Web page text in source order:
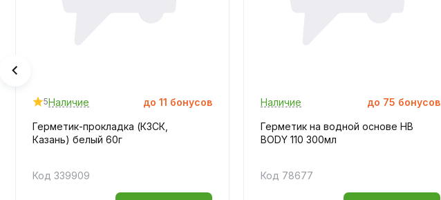
5Наличие до 11 бонусов
Герметик-прокладка (КЗСК,
Казань) белый 60г
Код 339909
Наличие до 75 бонусов
Герметик на водной основе HB
BODY 110 300мл
Код 78677